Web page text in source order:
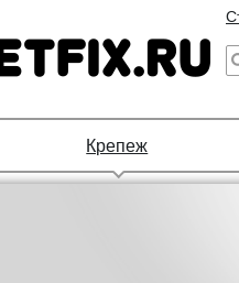
Крепеж